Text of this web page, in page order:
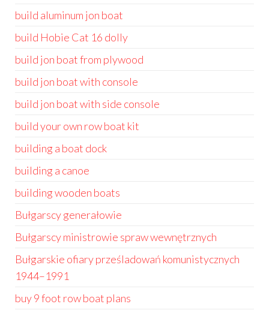
build aluminum jon boat
build Hobie Cat 16 dolly
build jon boat from plywood
build jon boat with console
build jon boat with side console
build your own row boat kit
building a boat dock
building a canoe
building wooden boats
Bułgarscy generałowie
Bułgarscy ministrowie spraw wewnętrznych
Bułgarskie ofiary prześladowań komunistycznych
1944–1991
buy 9 foot row boat plans